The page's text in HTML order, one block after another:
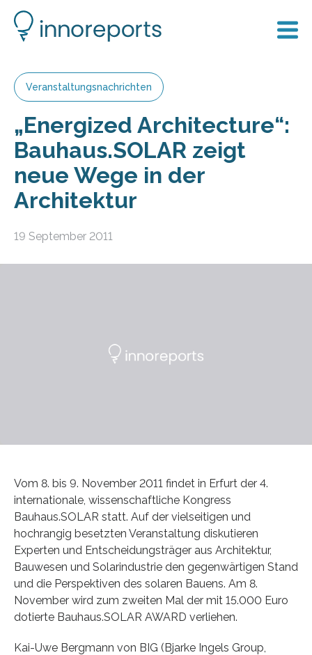
Veranstaltungsnachrichten
„Energized Architecture“:
Bauhaus.SOLAR zeigt
neue Wege in der
Architektur
19 September 2011
Vom 8. bis 9. November 2011 findet in Erfurt der 4.
internationale, wissenschaftliche Kongress
Bauhaus.SOLAR statt. Auf der vielseitigen und
hochrangig besetzten Veranstaltung diskutieren
Experten und Entscheidungsträger aus Architektur,
Bauwesen und Solarindustrie den gegenwärtigen Stand
und die Perspektiven des solaren Bauens. Am 8.
November wird zum zweiten Mal der mit 15.000 Euro
dotierte Bauhaus.SOLAR AWARD verliehen.
Kai-Uwe Bergmann von BIG (Bjarke Ingels Group,